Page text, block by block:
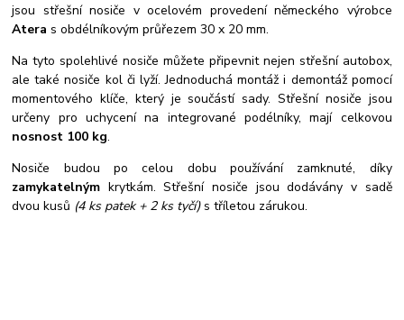
jsou střešní nosiče v ocelovém provedení německého výrobce
Atera s obdélníkovým průřezem 30 x 20 mm.
Na tyto spolehlivé nosiče můžete připevnit nejen střešní autobox,
ale také nosiče kol či lyží.Jednoduchá montáž i demontáž pomocí
momentového klíče, který je součástí sady.Střešní nosiče jsou
určeny pro uchycení na integrované podélníky, mají celkovou
nosnost 100 kg.
Nosiče budou po celou dobu používání zamknuté, díky
zamykatelným krytkám. Střešní nosiče jsou dodávány v sadě
dvou kusů (4 ks patek + 2 ks tyčí)s tříletou zárukou.